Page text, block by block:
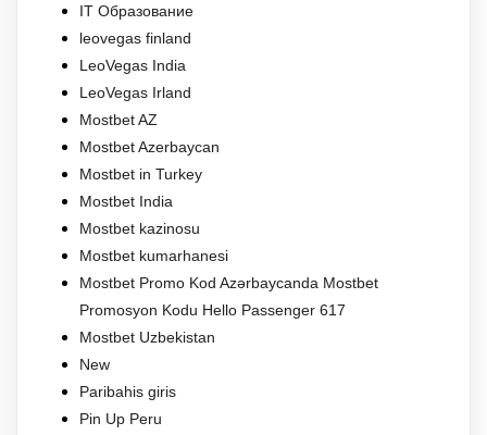
IT Образование
leovegas finland
LeoVegas India
LeoVegas Irland
Mostbet AZ
Mostbet Azerbaycan
Mostbet in Turkey
Mostbet India
Mostbet kazinosu
Mostbet kumarhanesi
Mostbet Promo Kod Azərbaycanda Mostbet
Promosyon Kodu Hello Passenger 617
Mostbet Uzbekistan
New
Paribahis giris
Pin Up Peru